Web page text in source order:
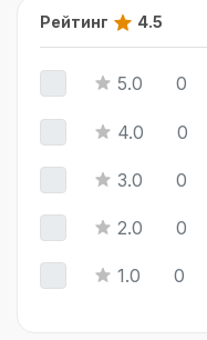
Рейтинг 4.5
5.0 0
4.0 0
3.0 0
2.0 0
1.0 0